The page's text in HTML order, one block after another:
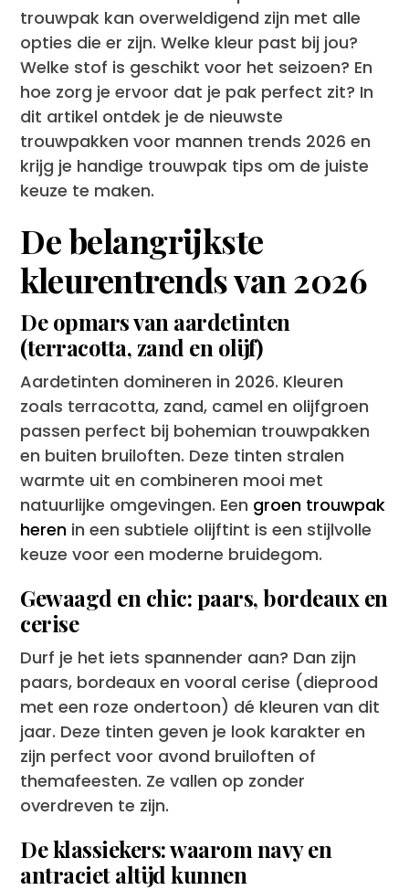
trouwpak kan overweldigend zijn met alle
opties die er zijn. Welke kleur past bij jou?
Welke stof is geschikt voor het seizoen? En
hoe zorg je ervoor dat je pak perfect zit? In
dit artikel ontdek je de nieuwste
trouwpakken voor mannen trends 2026 en
krijg je handige trouwpak tips om de juiste
keuze te maken.
De belangrijkste
kleurentrends van 2026
De opmars van aardetinten
(terracotta, zand en olijf)
Aardetinten domineren in 2026. Kleuren
zoals terracotta, zand, camel en olijfgroen
passen perfect bij bohemian trouwpakken
en buiten bruiloften. Deze tinten stralen
warmte uit en combineren mooi met
natuurlijke omgevingen. Een groen trouwpak
heren in een subtiele olijftint is een stijlvolle
keuze voor een moderne bruidegom.
Gewaagd en chic: paars, bordeaux en
cerise
Durf je het iets spannender aan? Dan zijn
paars, bordeaux en vooral cerise (dieprood
met een roze ondertoon) dé kleuren van dit
jaar. Deze tinten geven je look karakter en
zijn perfect voor avond bruiloften of
themafeesten. Ze vallen op zonder
overdreven te zijn.
De klassiekers: waarom navy en
antraciet altijd kunnen